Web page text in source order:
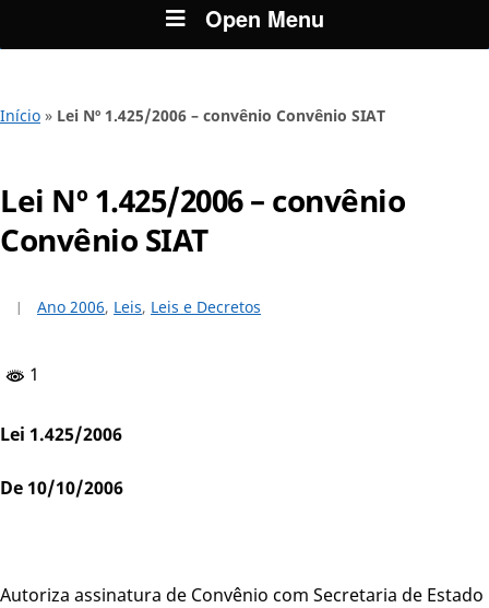
Open Menu
Início » Lei Nº 1.425/2006 – convênio Convênio SIAT
Lei Nº 1.425/2006 – convênio
Convênio SIAT
Ano 2006, Leis, Leis e Decretos
1
Lei 1.425/2006
De 10/10/2006
Autoriza assinatura de Convênio com Secretaria de Estado